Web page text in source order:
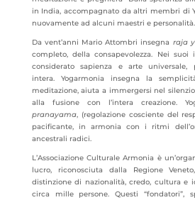
in India, accompagnato da altri membri di
nuovamente ad alcuni maestri e personalità.
Da vent’anni Mario Attombri insegna raja
completo, della consapevolezza. Nei
considerato sapienza e arte universale,
intera. Yogarmonia insegna la
meditazione, aiuta a immergersi nel
alla fusione con l’intera creazione.
pranayama, (regolazione cosciente del
pacificante, in armonia con i ritmi
ancestrali radici.
L’Associazione Culturale Armonia è
lucro, riconosciuta dalla Regione
distinzione di nazionalità, credo, cultura e
circa mille persone. Questi “fondatori”,